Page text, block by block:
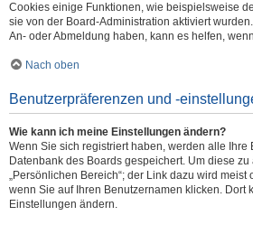
Cookies einige Funktionen, wie beispielsweise
sie von der Board-Administration aktiviert
An- oder Abmeldung haben, kann es helfen,
Nach oben
Benutzerpräferenzen und -
Wie kann ich meine Einstellungen ändern?
Wenn Sie sich registriert haben, werden alle Ihre
Datenbank des Boards gespeichert. Um diese
„Persönlichen Bereich“; der Link dazu wird
wenn Sie auf Ihren Benutzernamen klicken. Dort
Einstellungen ändern.